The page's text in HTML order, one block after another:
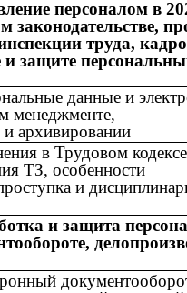
персоналом в
законодательстве,
труда,
и защите
данные и
менеджменте,
архивировании
в Трудовом
ТЗ, особенности
и
и защита